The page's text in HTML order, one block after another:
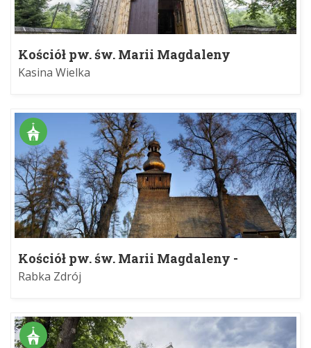
Kościół pw. św. Marii Magdaleny
Kasina Wielka
Kościół pw. św. Marii Magdaleny -
Muzeum
Rabka Zdrój